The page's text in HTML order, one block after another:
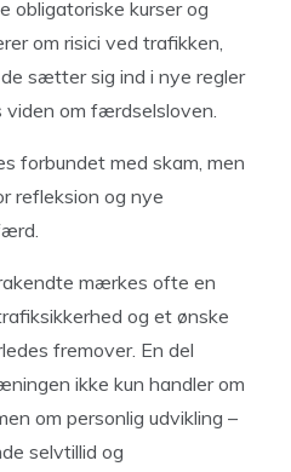
obligatoriske kurser og
om risici ved trafikken,
sætter sig ind i nye regler
om færdselsloven.
forbundet med skam, men
refleksion og nye
mærkes ofte en
og et ønske
fremover. En del
ikke kun handler om
om personlig udvikling –
selvtillid og